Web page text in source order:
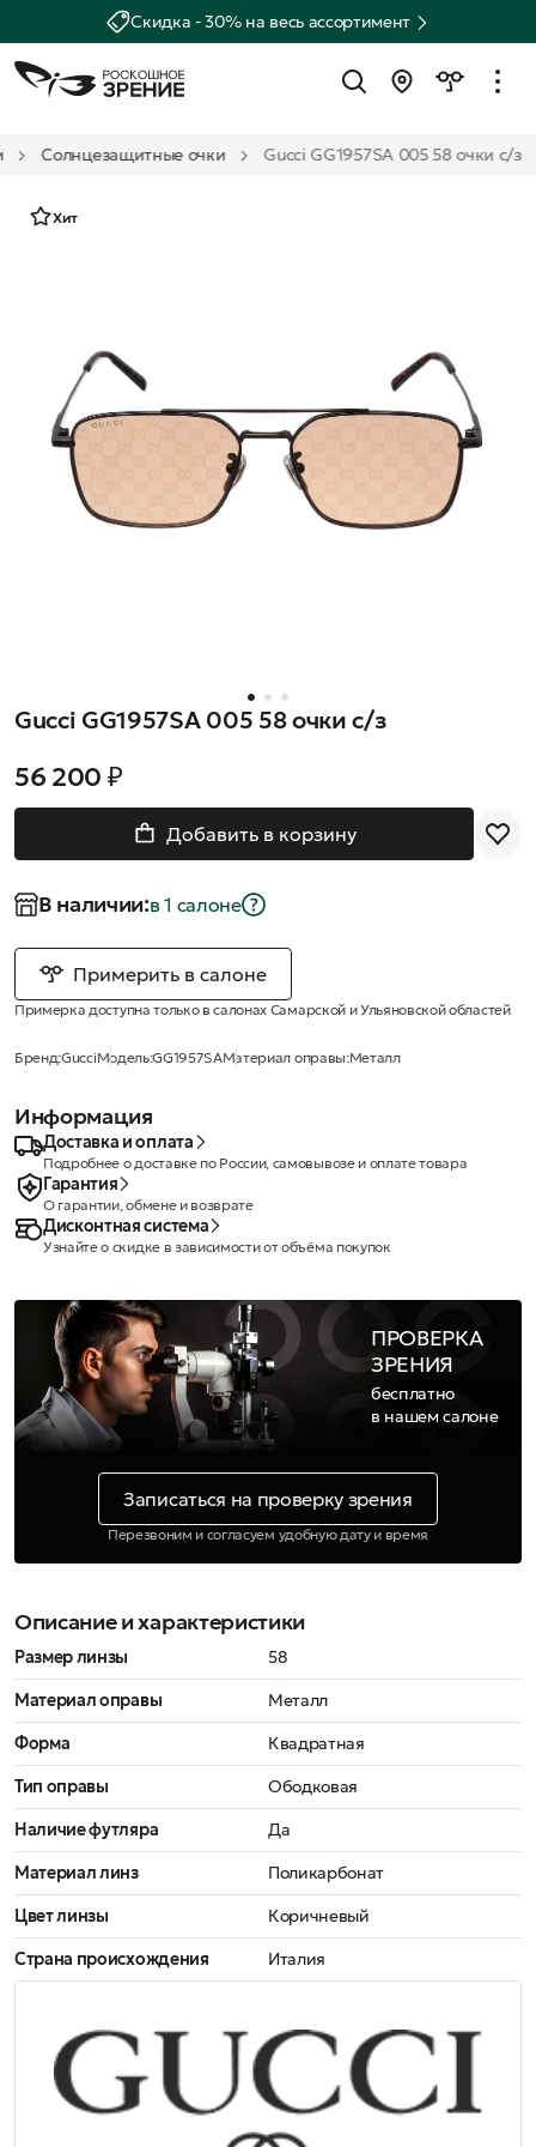
Скидка - 30% на весь ассортимент
Солнцезащитные очки Gucci GG1957SA 005 58 очки с/з
Хит
Gucci GG1957SA 005 58 очки с/з
56 200 ₽
Добавить в корзину
В наличии:в 1 салонe
Примерить в салоне
Примерка доступна только в салонах Самарской и Ульяновской областей
Бренд:GucciМодель:GG1957SAМатериал оправы:Металл
Информация
Доставка и оплата
Подробнее о доставке по России, самовывозе и оплате товара
Гарантия
О гарантии, обмене и возврате
Дисконтная система
Узнайте о скидке в зависимости от объёма покупок
ПРОВЕРКА
ЗРЕНИЯ
бесплатно
в нашем салоне
Записаться на проверку зрения
Перезвоним и согласуем удобную дату и время
Описание и характеристики
Размер линзы
58
Материал оправы
Металл
Форма
Квадратная
Тип оправы
Ободковая
Наличие футляра
Да
Материал линз
Поликарбонат
Цвет линзы
Коричневый
Страна происхождения
Италия